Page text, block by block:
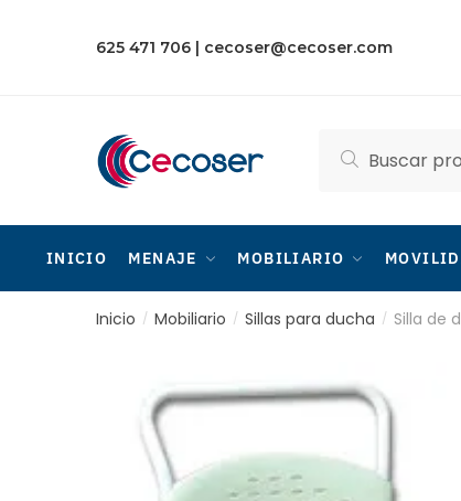
625 471 706 | cecoser@cecoser.com
por:
Buscar
INICIO MENAJE MOBILIARIO
Inicio / Mobiliario / Sillas para ducha / Silla de